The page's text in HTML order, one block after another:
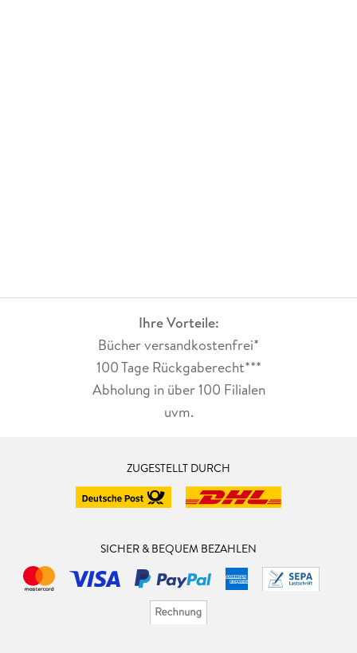
Ihre Vorteile:
Bücher versandkostenfrei*
100 Tage Rückgaberecht***
Abholung in über 100 Filialen
uvm.
ZUGESTELLT DURCH
SICHER & BEQUEM BEZAHLEN